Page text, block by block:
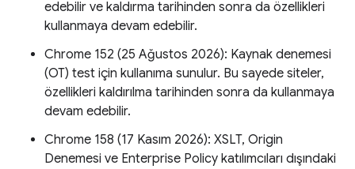
edebilir ve kaldırma tarihinden sonra da özellikleri
kullanmaya devam edebilir.
Chrome 152 (25 Ağustos 2026): Kaynak denemesi
(OT) test için kullanıma sunulur. Bu sayede siteler,
özellikleri kaldırılma tarihinden sonra da kullanmaya
devam edebilir.
Chrome 158 (17 Kasım 2026): XSLT, Origin
Denemesi ve Enterprise Policy katılımcıları dışındaki